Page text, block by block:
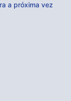
a próxima vez